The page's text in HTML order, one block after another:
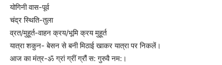
योगिनी वास-पूर्व
चंद्र स्थिति-तुला
व्रत/मुहूर्त-वाहन क्रय/भूमि क्रय मुहूर्त
यात्रा शकुन- बेसन से बनी मिठाई खाकर यात्रा पर निकलें।
आज का मंत्र-ॐ ग्रां ग्रीं ग्रौं स: गुरुवै नम:।